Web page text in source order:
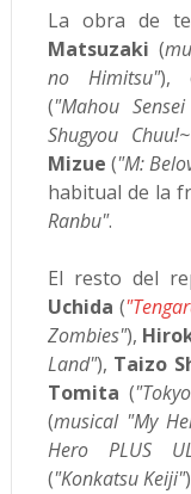
La obra de
Matsuzaki (
no Himitsu"),
("Mahou
Shugyou
Mizue ("M:
habitual de la
Ranbu".
El resto del
Uchida (
Zombies"),
Land"), Taizo
Tomita (
(musical "My
Hero PLUS
("Konkatsu Keiji"